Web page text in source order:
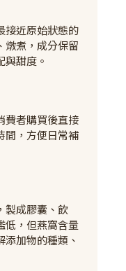
接近原始狀態的
燉煮，成分保留
甜度。
費者購買後直接
間，方便日常補
製成膠囊、飲
低，但燕窩含量
加物的種類、